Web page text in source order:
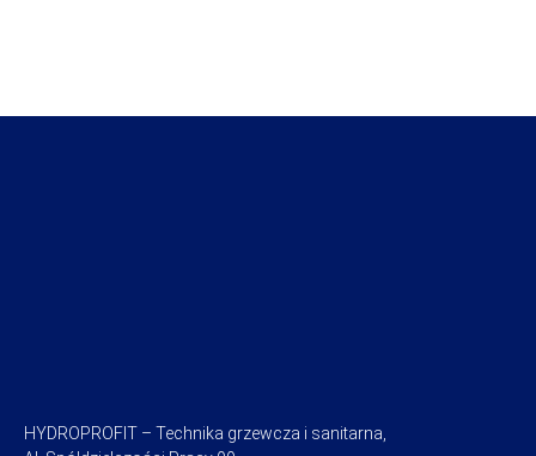
HYDROPROFIT – Technika grzewcza i sanitarna,